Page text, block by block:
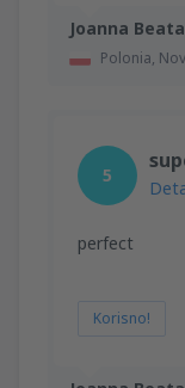
Joanna Beata
Polonia,
5
perfect
Korisno!